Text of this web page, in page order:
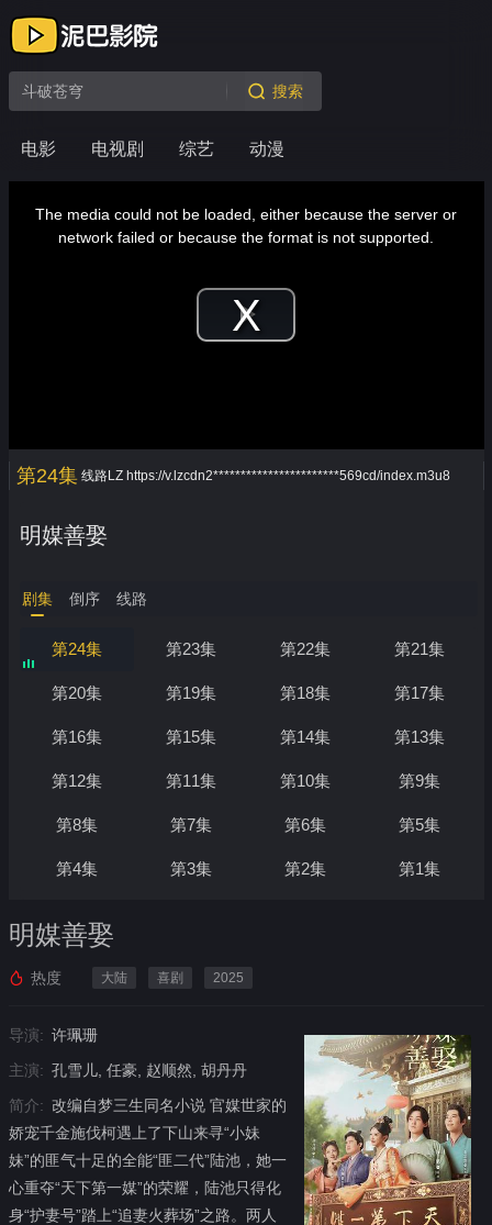
电影 电视剧 综艺 动漫
搜索
Play
modalThe media could not be loaded, either because the server or
network failed or because the format is not supported.
第24集 线路LZ https://v.lzcdn2***********************569cd/index.m3u8
明媒善娶
剧集 倒序 线路
第24集 第23集 第22集 第21集
第20集 第19集 第18集 第17集
第16集 第15集 第14集 第13集
第12集 第11集 第10集 第9集
第8集 第7集 第6集 第5集
第4集 第3集 第2集 第1集
明媒善娶
热度 大陆 喜剧 2025
导演: 许珮珊
主演: 孔雪儿, 任豪, 赵顺然, 胡丹丹
简介: 改编自梦三生同名小说 官媒世家的
娇宠千金施伐柯遇上了下山来寻“小妹
妹”的匪气十足的全能“匪二代”陆池，她一
心重夺“天下第一媒”的荣耀，陆池只得化
身“护妻号”踏上“追妻火葬场”之路。两人